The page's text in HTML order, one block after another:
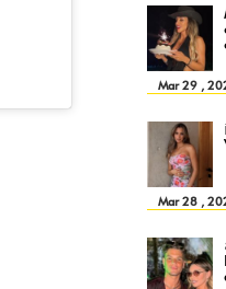
Mar 29 ,
Mar 28 ,